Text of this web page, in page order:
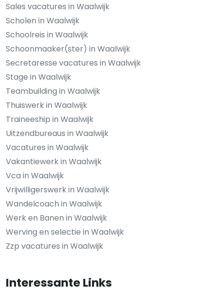
Sales vacatures in Waalwijk
Scholen in Waalwijk
Schoolreis in Waalwijk
Schoonmaaker(ster) in Waalwijk
Secretaresse vacatures in Waalwijk
Stage in Waalwijk
Teambuilding in Waalwijk
Thuiswerk in Waalwijk
Traineeship in Waalwijk
Uitzendbureaus in Waalwijk
Vacatures in Waalwijk
Vakantiewerk in Waalwijk
Vca in Waalwijk
Vrijwilligerswerk in Waalwijk
Wandelcoach in Waalwijk
Werk en Banen in Waalwijk
Werving en selectie in Waalwijk
Zzp vacatures in Waalwijk
Interessante Links